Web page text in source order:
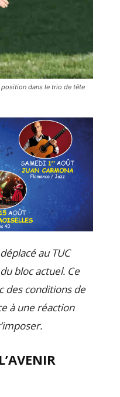
position dans le trio de tête
au TUC
bloc actuel. Ce
des conditions de
à une réaction